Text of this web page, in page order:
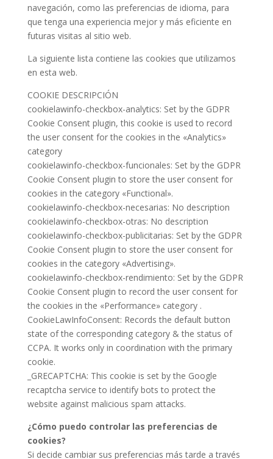
navegación, como las preferencias de idioma, para
que tenga una experiencia mejor y más eficiente en
futuras visitas al sitio web.
La siguiente lista contiene las cookies que utilizamos
en esta web.
COOKIE DESCRIPCIÓN
cookielawinfo-checkbox-analytics: Set by the GDPR
Cookie Consent plugin, this cookie is used to record
the user consent for the cookies in the «Analytics»
category
cookielawinfo-checkbox-funcionales: Set by the GDPR
Cookie Consent plugin to store the user consent for
cookies in the category «Functional».
cookielawinfo-checkbox-necesarias: No description
cookielawinfo-checkbox-otras: No description
cookielawinfo-checkbox-publicitarias: Set by the GDPR
Cookie Consent plugin to store the user consent for
cookies in the category «Advertising».
cookielawinfo-checkbox-rendimiento: Set by the GDPR
Cookie Consent plugin to record the user consent for
the cookies in the «Performance» category .
CookieLawInfoConsent: Records the default button
state of the corresponding category & the status of
CCPA. It works only in coordination with the primary
cookie.
_GRECAPTCHA: This cookie is set by the Google
recaptcha service to identify bots to protect the
website against malicious spam attacks.
¿Cómo puedo controlar las preferencias de
cookies?
Si decide cambiar sus preferencias más tarde a través